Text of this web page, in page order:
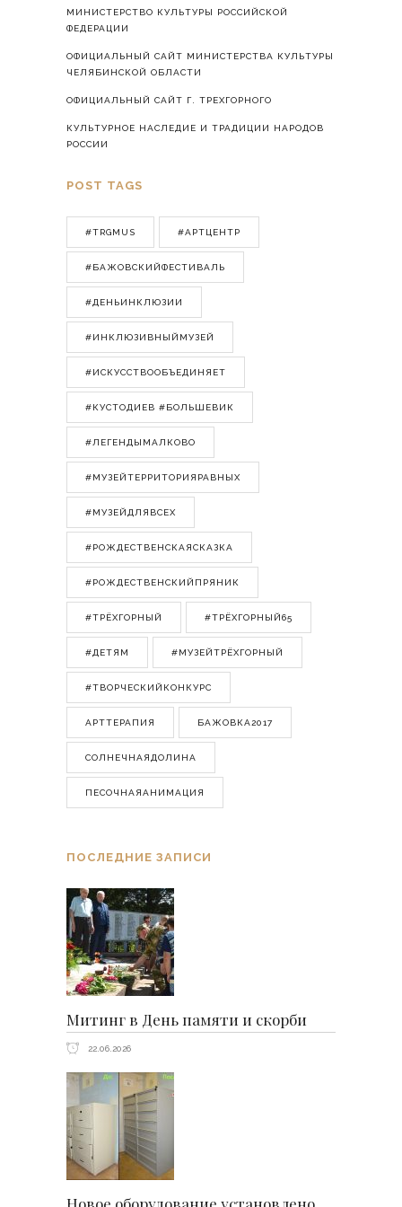
МИНИСТЕРСТВО КУЛЬТУРЫ РОССИЙСКОЙ
ФЕДЕРАЦИИ
ОФИЦИАЛЬНЫЙ САЙТ МИНИСТЕРСТВА КУЛЬТУРЫ
ЧЕЛЯБИНСКОЙ ОБЛАСТИ
ОФИЦИАЛЬНЫЙ САЙТ Г. ТРЕХГОРНОГО
КУЛЬТУРНОЕ НАСЛЕДИЕ И ТРАДИЦИИ НАРОДОВ
РОССИИ
POST TAGS
#TRGMUS #АРТЦЕНТР
#БАЖОВСКИЙФЕСТИВАЛЬ
#ДЕНЬИНКЛЮЗИИ
#ИНКЛЮЗИВНЫЙМУЗЕЙ
#ИСКУССТВООБЪЕДИНЯЕТ
#КУСТОДИЕВ #БОЛЬШЕВИК
#ЛЕГЕНДЫМАЛКОВО
#МУЗЕЙТЕРРИТОРИЯРАВНЫХ
#МУЗЕЙДЛЯВСЕХ
#РОЖДЕСТВЕНСКАЯСКАЗКА
#РОЖДЕСТВЕНСКИЙПРЯНИК
#ТРЁХГОРНЫЙ #ТРЁХГОРНЫЙ65
#ДЕТЯМ #МУЗЕЙТРЁХГОРНЫЙ
#ТВОРЧЕСКИЙКОНКУРС
АРТТЕРАПИЯ БАЖОВКА2017
СОЛНЕЧНАЯДОЛИНА
ПЕСОЧНАЯАНИМАЦИЯ
ПОСЛЕДНИЕ ЗАПИСИ
Митинг в День памяти и скорби
22.06.2026